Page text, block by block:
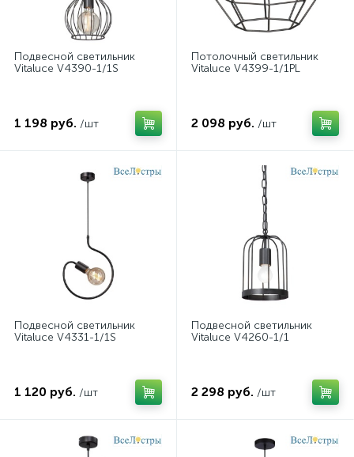
Подвесной светильник
Vitaluce V4390-1/1S
1 198 руб. /шт
Потолочный светильник
Vitaluce V4399-1/1PL
2 098 руб. /шт
Подвесной светильник
Vitaluce V4331-1/1S
1 120 руб. /шт
Подвесной светильник
Vitaluce V4260-1/1
2 298 руб. /шт